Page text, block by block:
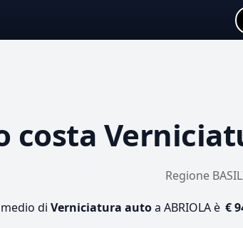
costa
Regione
di Verniciatura autoa ABRIOLA è €